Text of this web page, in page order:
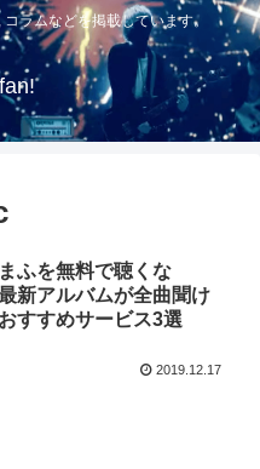
ラムなどを掲載しています。
まふを無料で聴くな
新アルバムが全曲聞け
すすめサービス3選
2019.12.17